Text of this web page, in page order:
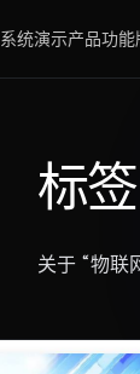
系统演示产品功能
标
关于 “物联